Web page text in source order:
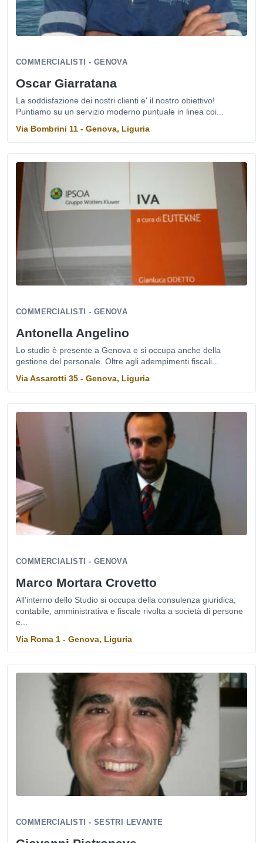
COMMERCIALISTI - GENOVA
Oscar Giarratana
La soddisfazione dei nostri clienti e' il nostro obiettivo!
Puntiamo su un servizio moderno puntuale in linea coi...
Via Bombrini 11 - Genova, Liguria
COMMERCIALISTI - GENOVA
Antonella Angelino
Lo studio è presente a Genova e si occupa anche della
gestione del personale. Oltre agli adempimenti fiscali...
Via Assarotti 35 - Genova, Liguria
COMMERCIALISTI - GENOVA
Marco Mortara Crovetto
All’interno dello Studio si occupa della consulenza giuridica,
contabile, amministrativa e fiscale rivolta a società di persone
e...
Via Roma 1 - Genova, Liguria
COMMERCIALISTI - SESTRI LEVANTE